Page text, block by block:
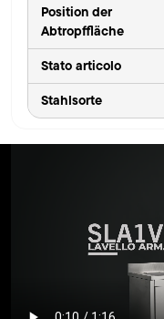
Position der
Abtropffläche
Stato articolo
Stahlsorte